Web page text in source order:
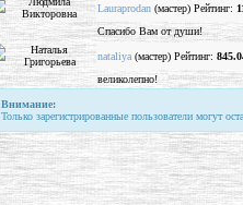
Lauraprodan (мастер) Рейтинг:
Спасибо Вам от души!
nataliya (мастер) Рейтинг:
великолепно!
Внимание:
Только зарегистрированные пользователи могут